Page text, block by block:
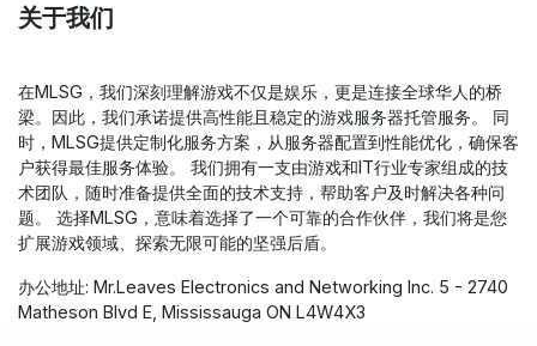
关于我们
在MLSG，我们深刻理解游戏不仅是娱乐，更是连接全球华人的桥
梁。因此，我们承诺提供高性能且稳定的游戏服务器托管服务。 同
时，MLSG提供定制化服务方案，从服务器配置到性能优化，确保客
户获得最佳服务体验。 我们拥有一支由游戏和IT行业专家组成的技
术团队，随时准备提供全面的技术支持，帮助客户及时解决各种问
题。 选择MLSG，意味着选择了一个可靠的合作伙伴，我们将是您
扩展游戏领域、探索无限可能的坚强后盾。
办公地址: Mr.Leaves Electronics and Networking Inc. 5 - 2740
Matheson Blvd E, Mississauga ON L4W4X3